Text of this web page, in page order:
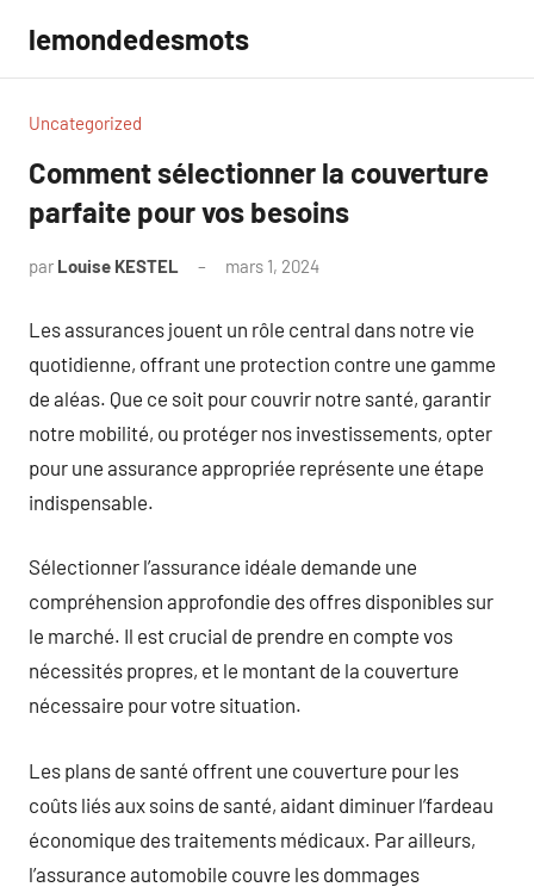
contenu
lemondedesmots
Uncategorized
Comment sélectionner la couverture
parfaite pour vos besoins
par Louise KESTEL mars 1, 2024
Les assurances jouent un rôle central dans notre vie
quotidienne, offrant une protection contre une gamme
de aléas. Que ce soit pour couvrir notre santé, garantir
notre mobilité, ou protéger nos investissements, opter
pour une assurance appropriée représente une étape
indispensable.
Sélectionner l’assurance idéale demande une
compréhension approfondie des offres disponibles sur
le marché. Il est crucial de prendre en compte vos
nécessités propres, et le montant de la couverture
nécessaire pour votre situation.
Les plans de santé offrent une couverture pour les
coûts liés aux soins de santé, aidant diminuer l’fardeau
économique des traitements médicaux. Par ailleurs,
l’assurance automobile couvre les dommages